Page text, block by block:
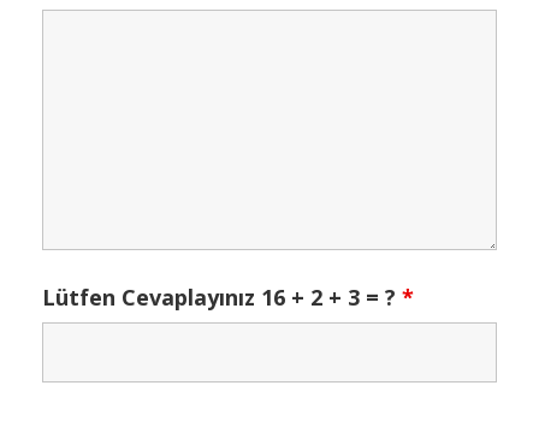
Lütfen Cevaplayınız 16 + 2 + 3 = ? *